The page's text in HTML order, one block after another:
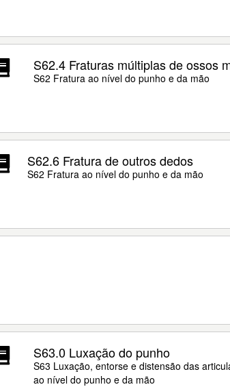
S62.4 Fraturas múltiplas de ossos
S62 Fratura ao nível do punho e da mão
S62.6 Fratura de outros dedos
S62 Fratura ao nível do punho e da mão
S63.0 Luxação do punho
S63 Luxação, entorse e distensão das
ao nível do punho e da mão